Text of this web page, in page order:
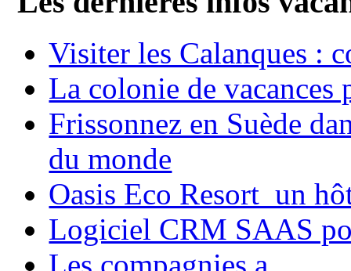
Visiter les Calanques :
La colonie de vacances
Frissonnez en Suède
du monde
Oasis Eco Resort un
Logiciel CRM SAAS
Les compagnies a